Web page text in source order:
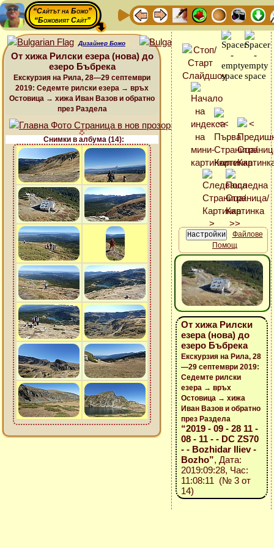
“Сайтът на Божо”
“Божовият Сайт”
Дизайнер Божо
От хижа Рилски езера (нова) до
езеро Бъбрека
Екскурзия на Рила, 28—29 септември
2019: Седемте рилски езера → връх
Остовица → хижа Иван Вазов и обратно
през Раздела
Снимки в албума (14):
Файлове
Помощ
От хижа Рилски
езера (нова) до
езеро Бъбрека
Екскурзия на Рила, 28
—29 септември 2019:
Седемте рилски
езера → връх
Остовица → хижа
Иван Вазов и обратно
през Раздела
“2019 - 09 - 28 11 -
08 - 11 - - DC ZS70
- - Bozhidar Iliev -
Bozho”, Дата:
2019:09:28, Час:
11:08:11 (№ 3 от
14)